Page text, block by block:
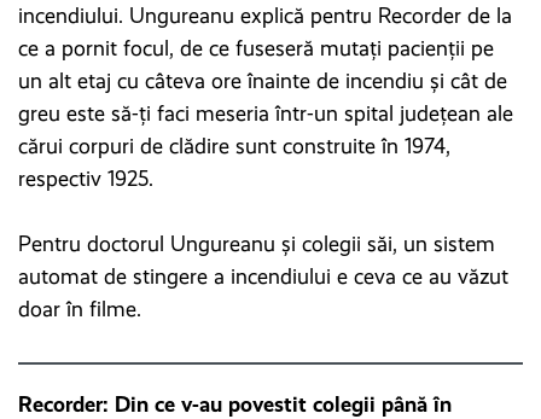
incendiului. Ungureanu explică pentru Recorder de la
ce a pornit focul, de ce fuseseră mutați pacienții pe
un alt etaj cu câteva ore înainte de incendiu și cât de
greu este să-ți faci meseria într-un spital județean ale
cărui corpuri de clădire sunt construite în 1974,
respectiv 1925.
Pentru doctorul Ungureanu și colegii săi, un sistem
automat de stingere a incendiului e ceva ce au văzut
doar în filme.
Recorder: Din ce v-au povestit colegii până în